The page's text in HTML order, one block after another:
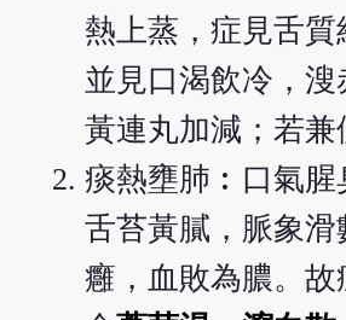
熱上蒸，症見舌
並見口渴飲冷，
黃連丸加減；若兼
痰熱壅肺︰口氣腥
舌苔黃膩，脈象
癰，血敗為膿。